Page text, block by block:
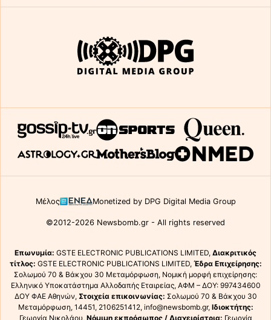
Μέλος Monetized by DPG Digital Media Group
©2012-2026 Newsbomb.gr - All rights reserved
Επωνυμία: GSTE ELECTRONIC PUBLICATIONS LIMITED, Διακριτικός
τίτλος: GSTE ELECTRONIC PUBLICATIONS LIMITED, Έδρα Επιχείρησης:
Σολωμού 70 & Βάκχου 30 Μεταμόρφωση, Νομική μορφή επιχείρησης:
Ελληνικό Υποκατάστημα Αλλοδαπής Εταιρείας, ΑΦΜ – ΔΟΥ: 997434600
ΔΟΥ ΦΑΕ Αθηνών, Στοιχεία επικοινωνίας: Σολωμού 70 & Βάκχου 30
Μεταμόρφωση, 14451, 2106251412, info@newsbomb.gr, Ιδιοκτήτης:
Γεωργία Νικολάου, Νόμιμη εκπρόσωπος / Διαχειρίστρια: Γεωργία